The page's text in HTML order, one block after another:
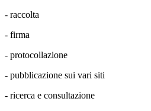
- raccolta
- firma
- protocollazione
- pubblicazione sui vari siti
- ricerca e consultazione